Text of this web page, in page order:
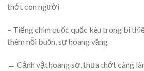
thớt con người
– Tiếng chim quốc quốc kêu trong bi
thêm nỗi buồn, sự hoang vắng
→ Cảnh vật hoang sơ, thưa thớt càng